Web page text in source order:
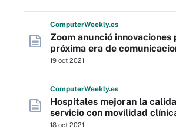
ComputerWeekly.es
Zoom anunció innovaciones
próxima era de
19 oct 2021
ComputerWeekly.es
Hospitales mejoran la
servicio con movilidad
18 oct 2021